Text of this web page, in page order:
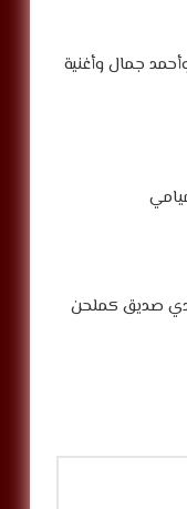
جمال وأغنية
صديق كملحن